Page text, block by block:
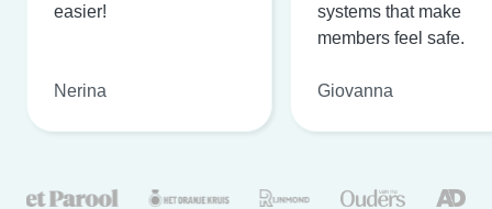
easier!
Nerina
systems that make
members feel safe.
Giovanna